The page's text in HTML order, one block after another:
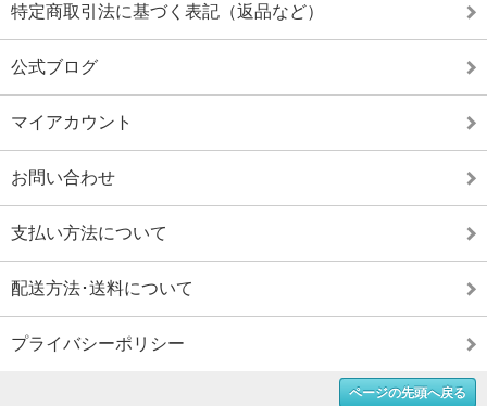
特定商取引法に基づく表記（返品など）
公式ブログ
マイアカウント
お問い合わせ
支払い方法について
配送方法･送料について
プライバシーポリシー
ページの先頭へ戻る